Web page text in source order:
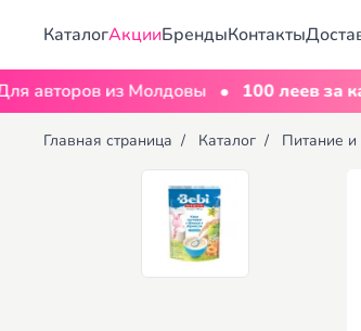
КаталогАкцииБрендыКонтакты
из Молдовы • 100 леев за
Главная страница / Каталог / Питание